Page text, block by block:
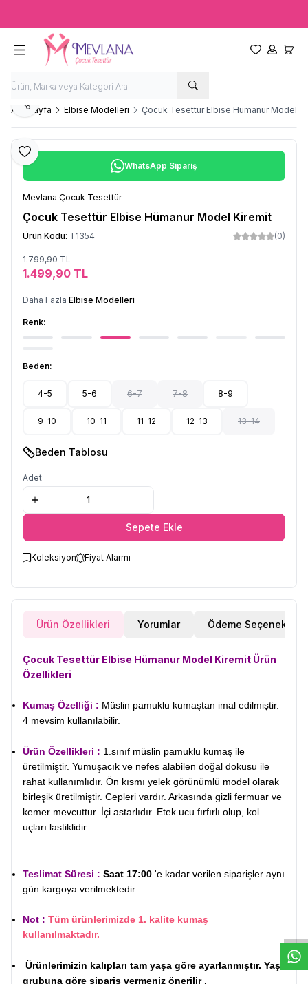
Favorilerim
Hesabım
Ana Sayfa Elbise Modelleri Çocuk Tesettür Elbise Hümanur Model
Favoriye Ekle
Paylaş
WhatsApp Sipariş
Mevlana Çocuk Tesettür
Çocuk Tesettür Elbise Hümanur Model Kiremit
Ürün Kodu: T1354 (0)
1.799,90TL
1.499,90 TL
Daha Fazla Elbise Modelleri
Renk:
Beden:
4-5 5-6 6-7 7-8 8-9
9-10 10-11 11-12 12-13 13-14
Beden Tablosu
Adet
Sepete Ekle
Koleksiyon Fiyat Alarmı
Ürün Özellikleri Yorumlar Ödeme Seçenekleri
Çocuk Tesettür Elbise Hümanur Model Kiremit Ürün
Özellikleri
Kumaş Özelliği : Müslin pamuklu kumaştan imal edilmiştir.
4 mevsim kullanılabilir.
Ürün Özellikleri : 1. sınıf müslin pamuklu kumaş ile
üretilmiştir. Yumuşacık ve nefes alabilen doğal dokusu ile
rahat kullanımlıdır. Ön kısmı yelek görünümlü model olarak
birleşik üretilmiştir. Cepleri vardır. Arkasında gizli fermuar ve
kemer mevcuttur. İçi astarlıdır. Etek ucu fırfırlı olup, kol
uçları lastiklidir.
Teslimat Süresi : Saat 17:00 'e kadar verilen siparişler aynı
gün kargoya verilmektedir.
Not : Tüm ürünlerimizde 1. kalite kumaş
kullanılmaktadır.
Ürünlerimizin kalıpları tam yaşa göre ayarlanmıştır. Yaş
grubuna göre sipariş vermeniz önerilir .